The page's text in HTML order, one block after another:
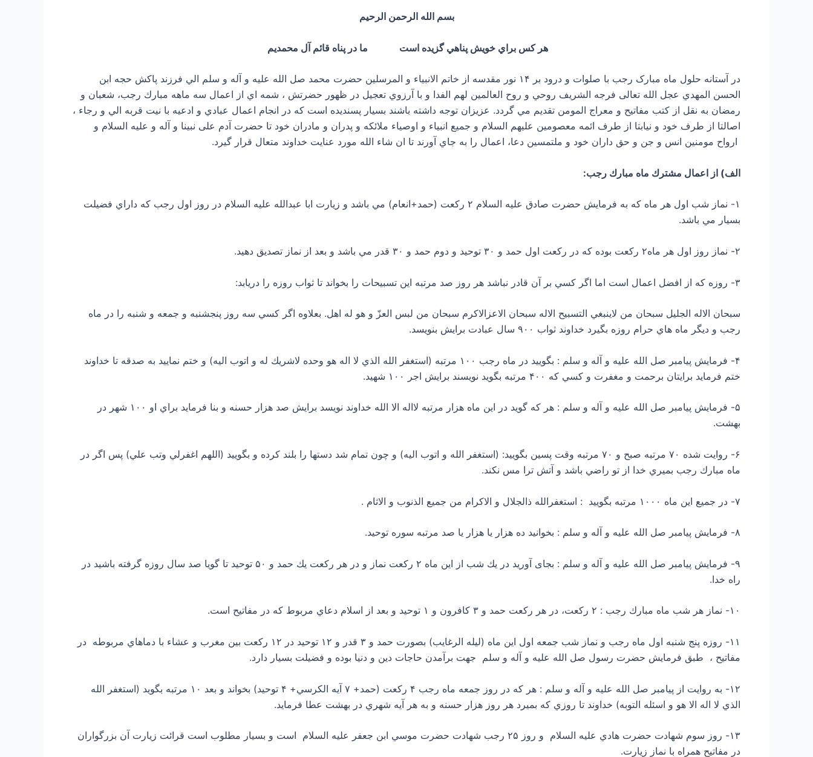
بسم الله الرحمن الرحيم
هر كس براي خويش پناهي گزيده است ما در پناه قائم آل محمديم
در آستانه حلول ماه مبارک رجب با صلوات و درود بر ۱۴ نور مقدسه از خاتم الانبياء و المرسلين حضرت محمد صل الله علیه و آله و سلم الي فرزند پاكش حجه ابن
الحسن المهدي عجل الله تعالی فرجه الشریف روحي و روح العالمين لهم الفدا و با آرزوي تعجيل در ظهور حضرتش ، شمه اي از اعمال سه ماهه مبارك رجب، شعبان و
رمضان به نقل از كتب مفاتيح و معراج المومن تقديم مي گردد. عزيزان توجه داشته باشند بسيار پسنديده است كه در انجام اعمال عبادي و ادعيه با نيت قربه الي و رجاء ،
اصالتا از طرف خود و نيابتا از طرف ائمه معصومين علیهم السلام و جميع انبياء و اوصياء ملائكه و پدران و مادران خود تا حضرت آدم علی نبینا و آله و علیه السلام و
ارواح مومنين انس و جن و حق داران خود و ملتمسين دعا، اعمال را به جاي آورند تا ان شاء الله مورد عنایت خداوند متعال قرار گيرد.
الف) از اعمال مشترك ماه مبارك رجب:
۱- نماز شب اول هر ماه كه به فرمايش حضرت صادق علیه السلام ۲ ركعت (حمد+انعام) مي باشد و زيارت ابا عبدالله علیه السلام در روز اول رجب كه داراي فضيلت
بسيار مي باشد.
۲- نماز روز اول هر ماه۲ ركعت بوده كه در ركعت اول حمد و ۳۰ توحيد و دوم حمد و ۳۰ قدر مي باشد و بعد از نماز تصديق دهید.
۳- روزه كه از افضل اعمال است اما اگر كسي بر آن قادر نباشد هر روز صد مرتبه اين تسبيحات را بخواند تا ثواب روزه را دريابد:
سبحان الاله الجليل سبحان من لاينبغي التسبيح الاله سبحان الاعزالاكرم سبحان من لبس العزّ و هو له اهل. بعلاوه اگر كسي سه روز پنجشنبه و جمعه و شنبه را در ماه
رجب و ديگر ماه هاي حرام روزه بگيرد خداوند ثواب ۹۰۰ سال عبادت برايش بنويسد.
۴- فرمايش پيامبر صل الله علیه و آله و سلم : بگوييد در ماه رجب ۱۰۰ مرتبه (استغفر الله الذي لا اله هو وحده لاشريك له و اتوب اليه) و ختم نماييد به صدقه تا خداوند
ختم فرمايد برايتان برحمت و مغفرت و كسي كه ۴۰۰ مرتبه بگويد نويسند برايش اجر ۱۰۰ شهيد.
۵- فرمايش پيامبر صل الله علیه و آله و سلم : هر كه گويد در اين ماه هزار مرتبه لااله الا الله خداوند نويسد برايش صد هزار حسنه و بنا فرمايد براي او ۱۰۰ شهر در
بهشت.
۶- روايت شده ۷۰ مرتبه صبح و ۷۰ مرتبه وقت پسين بگوييد: (استغفر الله و اتوب اليه) و چون تمام شد دستها را بلند كرده و بگوييد (اللهم اغفرلي وتب علي) پس اگر در
ماه مبارك رجب بميري خدا از تو راضي باشد و آتش ترا مس نكند.
۷- در جمیع اين ماه ۱۰۰۰ مرتبه بگويید : استغفرالله ذالجلال و الاكرام من جميع الذنوب و الاثام .
۸- فرمايش پيامبر صل الله علیه و آله و سلم : بخوانيد ده هزار يا هزار يا صد مرتبه سوره توحيد.
۹- فرمايش پيامبر صل الله علیه و آله و سلم : بجای آورید در يك شب از اين ماه ۲ ركعت نماز و در هر ركعت يك حمد و ۵۰ توحيد تا گويا صد سال روزه گرفته باشید در
راه خدا.
۱۰- نماز هر شب ماه مبارك رجب : ۲ ركعت، در هر ركعت حمد و ۳ كافرون و ۱ توحيد و بعد از اسلام دعاي مربوط كه در مفاتيح است.
۱۱- روزه پنج شنبه اول ماه رجب و نماز شب جمعه اول اين ماه (ليله الرغايب) بصورت حمد و ۳ قدر و ۱۲ توحيد در ۱۲ ركعت بين مغرب و عشاء با دماهاي مربوطه در
مفاتيح ، طبق فرمايش حضرت رسول صل الله علیه و آله و سلم جهت برآمدن حاجات دين و دنيا بوده و فضيلت بسيار دارد.
۱۲- به روايت از پيامبر صل الله علیه و آله و سلم : هر كه در روز جمعه ماه رجب ۴ ركعت (حمد+ ۷ آيه الكرسي+ ۴ توحيد) بخواند و بعد ۱۰ مرتبه بگويد (استغفر الله
الذي لا اله الا هو و اسئله التوبه) خداوند تا روزي كه بميرد هر روز هزار حسنه و به هر آيه شهري در بهشت عطا فرمايد.
۱۳- روز سوم شهادت حضرت هادي علیه السلام و روز ۲۵ رجب شهادت حضرت موسي ابن جعفر علیه السلام است و بسيار مطلوب است قرائت زيارت آن بزرگواران
در مفاتيح همراه با نماز زيارت.